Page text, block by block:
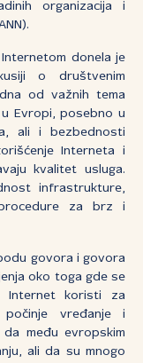
organizacija i
donela je
o društvenim
od važnih tema
Evropi, posebno u
ali i bezbednosti
Interneta i
kvalitet usluga.
infrastrukture,
za brz i
govora i govora
oko toga gde se
Internet koristi za
vređanje i
među evropskim
ali da su mnogo